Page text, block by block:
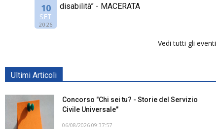
10
SET
2026
disabilità” - MACERATA
Vedi tutti gli eventi
Ultimi Articoli
Concorso "Chi sei tu? - Storie del Servizio
Civile Universale"
06/08/2026 09:37:57